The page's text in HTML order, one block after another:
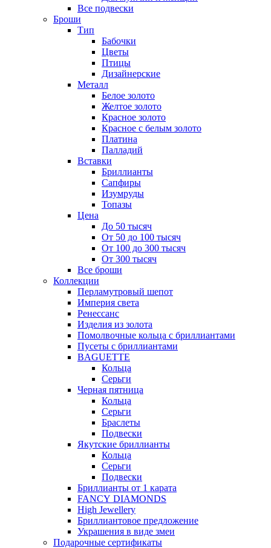
Все подвески
Броши
Тип
Бабочки
Цветы
Птицы
Дизайнерские
Металл
Белое золото
Желтое золото
Красное золото
Красное с белым золото
Платина
Палладий
Вставки
Бриллианты
Сапфиры
Изумруды
Топазы
Цена
До 50 тысяч
От 50 до 100 тысяч
От 100 до 300 тысяч
От 300 тысяч
Все броши
Коллекции
Перламутровый шепот
Империя света
Ренессанс
Изделия из золота
Помолвочные кольца с бриллиантами
Пусеты с бриллиантами
BAGUETTE
Кольца
Серьги
Черная пятница
Кольца
Серьги
Браслеты
Подвески
Якутские бриллианты
Кольца
Серьги
Подвески
Бриллианты от 1 карата
FANCY DIAMONDS
High Jewellery
Бриллиантовое предложение
Украшения в виде змеи
Подарочные сертификаты